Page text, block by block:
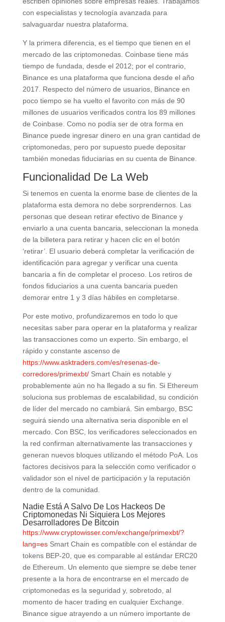
con especialistas y tecnología avanzada para
salvaguardar nuestra plataforma.
Y la primera diferencia, es el tiempo que tienen en el
mercado de las criptomonedas. Coinbase tiene más
tiempo de fundada, desde el 2012; por el contrario,
Binance es una plataforma que funciona desde el año
2017. Respecto del número de usuarios, Binance en
poco tiempo se ha vuelto el favorito con más de 90
millones de usuarios verificados contra los 89 millones
de Coinbase. Como no podía ser de otra forma en
Binance puede ingresar dinero en una gran cantidad de
criptomonedas, pero por supuesto puede depositar
también monedas fiduciarias en su cuenta de Binance.
Funcionalidad De La Web
Si tenemos en cuenta la enorme base de clientes de la
plataforma esta demora no debe sorprendernos. Las
personas que desean retirar efectivo de Binance y
enviarlo a una cuenta bancaria, seleccionan la moneda
de la billetera para retirar y hacen clic en el botón
‘retirar’. El usuario deberá completar la verificación de
identificación para agregar y verificar una cuenta
bancaria a fin de completar el proceso. Los retiros de
fondos fiduciarios a una cuenta bancaria pueden
demorar entre 1 y 3 días hábiles en completarse.
Por este motivo, profundizaremos en todo lo que
necesitas saber para operar en la plataforma y realizar
las transacciones como un experto. Sin embargo, el
rápido y constante ascenso de
https://www.asktraders.com/es/resenas-de-
corredores/primexbt/Smart Chain es notable y
probablemente aún no ha llegado a su fin. Si Ethereum
soluciona sus problemas de escalabilidad, su condición
de líder del mercado no cambiará. Sin embargo, BSC
seguirá siendo una alternativa seria disponible en el
mercado. Con BSC, los verificadores seleccionados en
la red confirman alternativamente las transacciones y
generan nuevos bloques utilizando el método PoA. Los
factores decisivos para la selección como verificador o
validador son el nivel de participación y la reputación
dentro de la comunidad.
Nadie Está A Salvo De Los Hackeos De
Criptomonedas Ni Siquiera Los Mejores
Desarrolladores De Bitcoin
https://www.cryptowisser.com/exchange/primexbt/?
lang=esSmart Chain es compatible con el estándar de
tokens BEP-20, que es comparable al estándar ERC20
de Ethereum. Un elemento que siempre se debe tener
presente a la hora de encontrarse en el mercado de
criptomonedas es la seguridad y, sobretodo, al
momento de hacer trading en cualquier Exchange.
Binance sigue atrayendo a un número importante de